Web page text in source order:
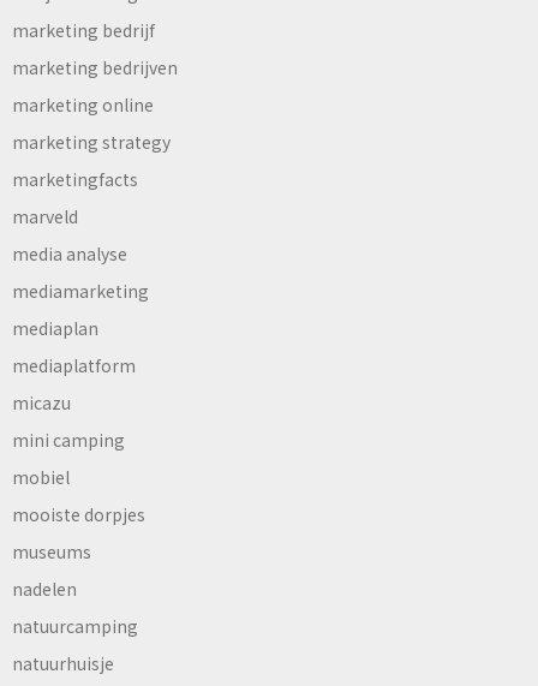
marketing bedrijf
marketing bedrijven
marketing online
marketing strategy
marketingfacts
marveld
media analyse
mediamarketing
mediaplan
mediaplatform
micazu
mini camping
mobiel
mooiste dorpjes
museums
nadelen
natuurcamping
natuurhuisje